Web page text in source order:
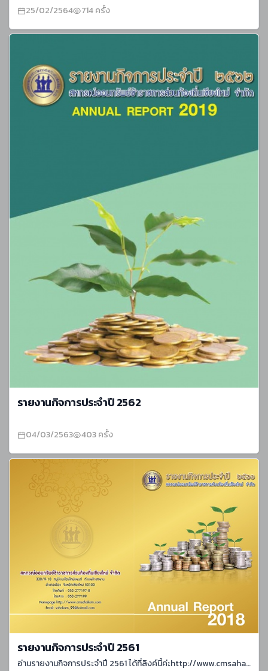
25/02/2564 714 ครั้ง
รายงานกิจการประจำปี 2562
04/03/2563 403 ครั้ง
รายงานกิจการประจำปี 2561
อ่านรายงานกิจการประจำปี 2561 ได้ที่ลิงค์นี้ค่ะhttp://www.cmsahakorn.com/download/report-2561.pdf